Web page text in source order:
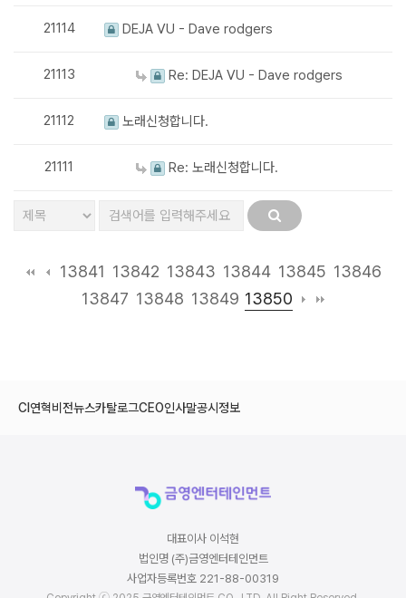
21114 DEJA VU - Dave rodgers
21113 Re: DEJA VU - Dave rodgers
21112 노래신청합니다.
21111 Re: 노래신청합니다.
13841 13842 13843 13844 13845 13846
13847 13848 13849 13850
CI 연혁비전뉴스카탈로그CEO인사말공시정보
대표이사 이석현
법인명 (주)금영엔터테인먼트
사업자등록번호 221-88-00319